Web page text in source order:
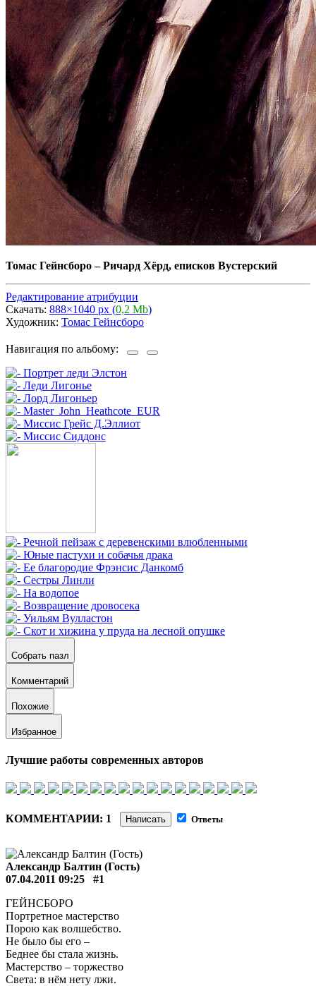
Томас Гейнсборо–Ричард Хёрд, еписков Вустерский
Редактирование атрибуции
Скачать: 888×1040 px (0,2 Mb)
Художник: Томас Гейнсборо
Навигация по альбому:
Собрать пазл
Комментарий
Похожие
Избранное
Лучшие работы современных авторов
КОММЕНТАРИИ: 1 Написать Ответы
Александр Балтин (Гость)
07.04.2011 09:25
#1
ГЕЙНСБОРО
Портретное мастерство
Порою как волшебство.
Не было бы его –
Беднее бы стала жизнь.
Мастерство – торжество
Света: в нём нету лжи.